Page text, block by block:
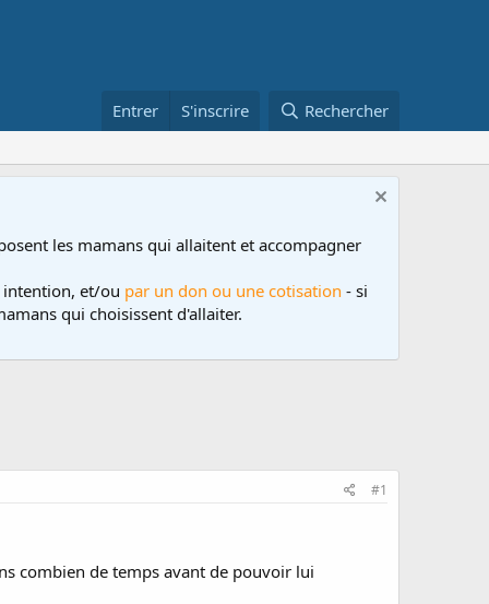
Entrer S'inscrire Rechercher
les mamans qui allaitent et accompagner
intention, et/ou par un don ou une cotisation - si
qui choisissent d'allaiter.
#1
combien de temps avant de pouvoir lui